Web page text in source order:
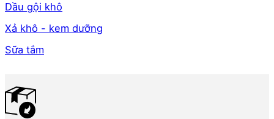
Dầu gội khô
Xả khô - kem dưỡng
Sữa tắm